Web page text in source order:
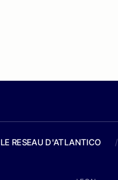
LE RESEAU D'ATLANTICO /